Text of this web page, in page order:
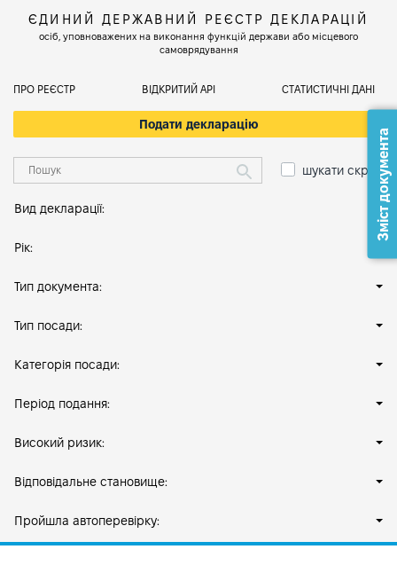
ЄДИНИЙ ДЕРЖАВНИЙ РЕЄСТР ДЕКЛАРАЦІЙ
осіб, уповноважених на виконання функцій держави або місцевого
самоврядування
ПРО РЕЄСТР ВІДКРИТИЙ АРІ СТАТИСТИЧНІ ДАНІ
Подати декларацію
шукати скрізь
Вид декларації:
Рік:
Тип документа:
Тип посади:
Категорія посади:
Період подання:
Високий ризик:
Відповідальне становище:
Пройшла автоперевірку:
Зміст документа